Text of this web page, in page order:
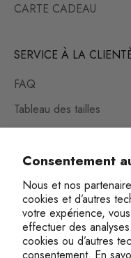
Consentement
Nous et nos
cookies et d’autres
votre expérience,
effectuer des
cookies ou d’autres
CARTE CADEAU
SERVICE À LA
FAQ
Tableau des tailles
Conseils d'entretien
Livraison et retours
Contact
Politique de